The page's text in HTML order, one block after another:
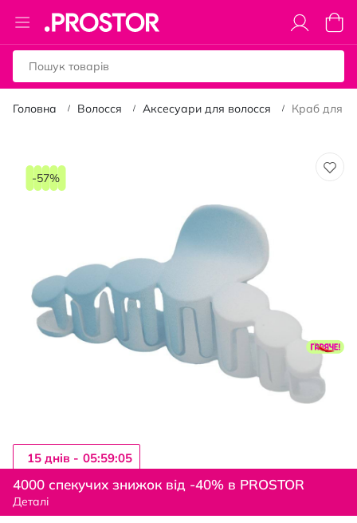
Toggle
Nav
Кошик
Головна Волосся Аксесуари для волосся Краб для
кінця
-57%
Перейти
до
початку
галереї
4000 спекучих знижок від -40% в PROSTOR
Деталі
15 днiв - 05:59:04